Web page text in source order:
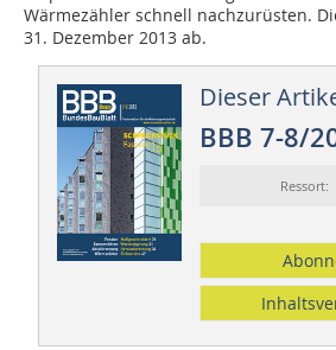
Wärmezähler schnell nachzurüsten.
31. Dezember 2013 ab.
Dieser
BBB 7-8/
Ressort: